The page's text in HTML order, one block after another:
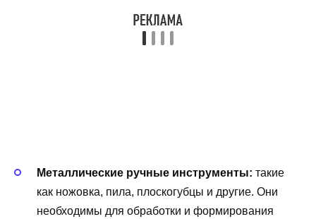
Металлические ручные инструменты: такие
как ножовка, пила, плоскогубцы и другие. Они
необходимы для обработки и формирования